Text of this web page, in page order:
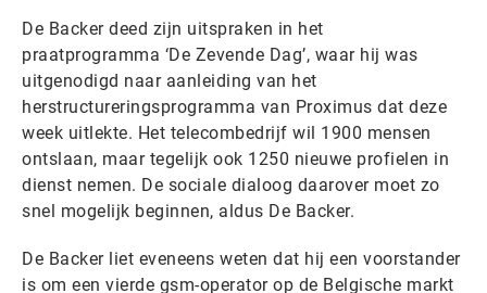
De Backer deed zijn uitspraken in het
praatprogramma ‘De Zevende Dag’, waar hij was
uitgenodigd naar aanleiding van het
herstructureringsprogramma van Proximus dat deze
week uitlekte. Het telecombedrijf wil 1900 mensen
ontslaan, maar tegelijk ook 1250 nieuwe profielen in
dienst nemen. De sociale dialoog daarover moet zo
snel mogelijk beginnen, aldus De Backer.
De Backer liet eveneens weten dat hij een voorstander
is om een vierde gsm-operator op de Belgische markt